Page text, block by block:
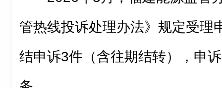
管热线投诉处理办法》规定受理
结申诉3件（含往期结转），申